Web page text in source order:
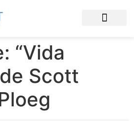
“Vida
Scott